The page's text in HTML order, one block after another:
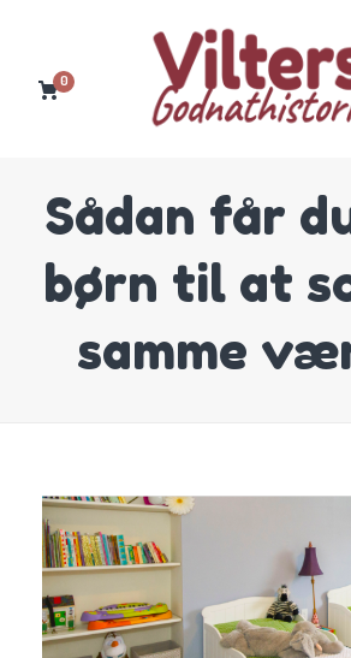
0
Sådan får
børn til at
samme